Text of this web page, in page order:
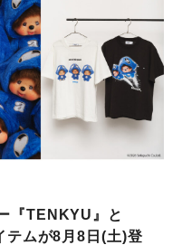
『TENKYU』と
ムが8月8日(土)登